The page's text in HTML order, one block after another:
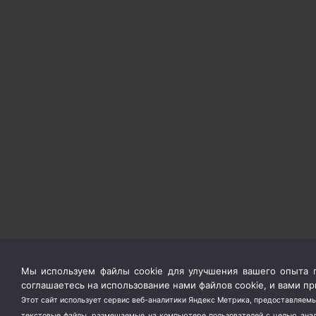
Мы используем файлы cookie для улучшения вашего опыта
соглашаетесь на использование нами файлов cookie, и вами
Этот сайт использует сервис веб-аналитики Яндекс Метрика,